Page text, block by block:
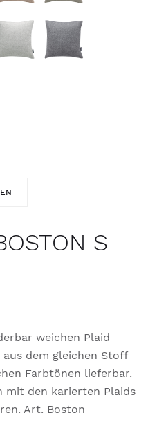
S
weichen Plaid
aus dem gleichen Stoff
Farbtönen lieferbar.
mit den karierten Plaids
Art. Boston